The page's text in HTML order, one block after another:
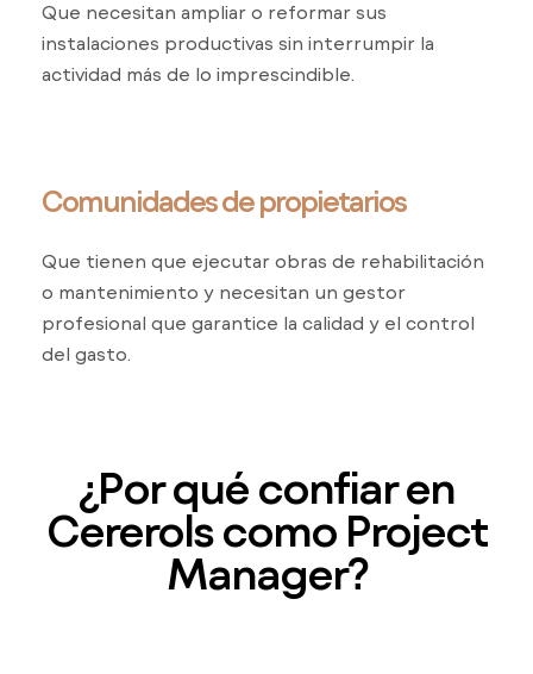
Que necesitan ampliar o reformar sus
instalaciones productivas sin interrumpir la
actividad más de lo imprescindible.
Comunidades de propietarios
Que tienen que ejecutar obras de rehabilitación
o mantenimiento y necesitan un gestor
profesional que garantice la calidad y el control
del gasto.
¿Por qué confiar en
Cererols como Project
Manager?